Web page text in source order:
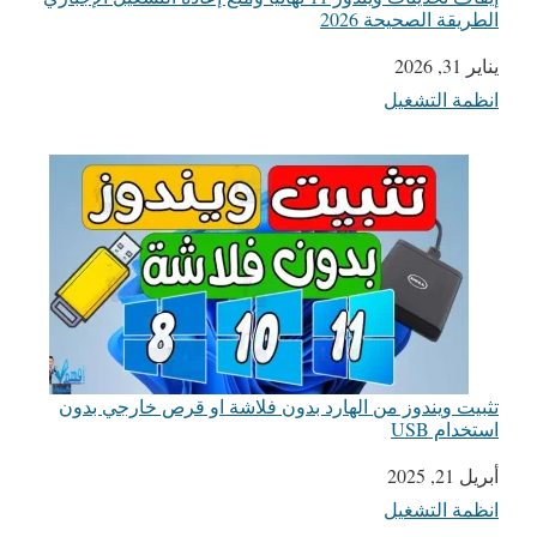
الطريقة الصحيحة 2026
التاريخ
يناير 31, 2026
في ما يتعلق بما يأتي
انظمة التشغيل
تثبيت ويندوز من الهارد بدون فلاشة او قرص خارجي بدون
استخدام USB
التاريخ
أبريل 21, 2025
في ما يتعلق بما يأتي
انظمة التشغيل